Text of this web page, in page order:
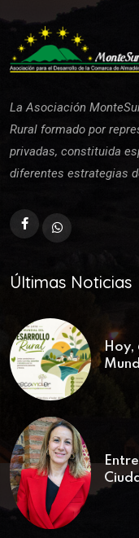
La Asociación
Rural formado por
privadas, constituida
diferentes estrategias
Últimas Noticias
Hoy,